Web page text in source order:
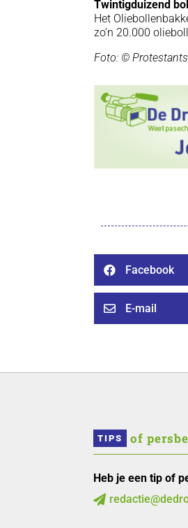
Twintigduizend
Het
zo’n 20.000
Foto: ©
 Facebook
 E-mail
TIPS of
Heb je een tip of
